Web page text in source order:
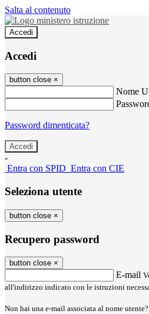
Salta al contenuto
Accedi
Accedi
button close ×
Nome
Password dimenticata?
-
Entra con SPID Entra con CIE
Seleziona utente
button close ×
Recupero password
button close ×
E-mail
all'indirizzo indicato con le istruzioni
Non hai una e-mail associata al nome